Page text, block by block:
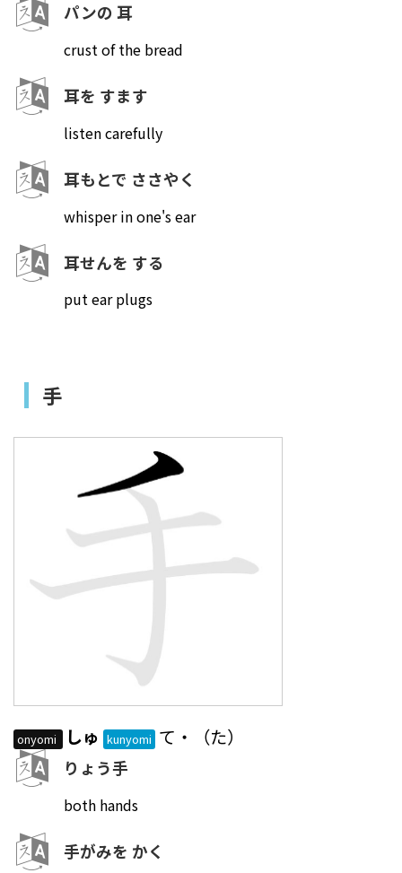
パンの 耳
crust of the bread
耳を すます
listen carefully
耳もとで ささやく
whisper in one's ear
耳せんを する
put ear plugs
手
onyomi しゅ kunyomi て・（た）
りょう手
both hands
手がみを かく